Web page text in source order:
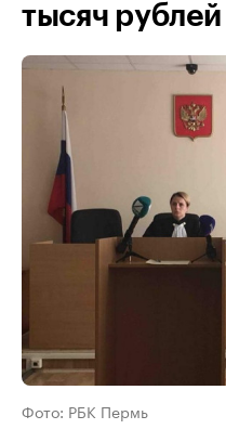
тысяч рублей
Фото: РБК Пермь